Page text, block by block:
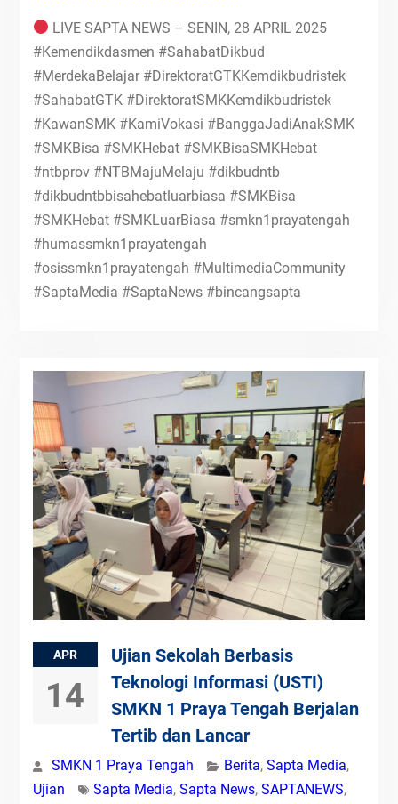
LIVE SAPTA NEWS – SENIN, 28 APRIL 2025
#Kemendikdasmen #SahabatDikbud
#MerdekaBelajar #DirektoratGTKKemdikbudristek
#SahabatGTK #DirektoratSMKKemdikbudristek
#KawanSMK #KamiVokasi #BanggaJadiAnakSMK
#SMKBisa #SMKHebat #SMKBisaSMKHebat
#ntbprov #NTBMajuMelaju #dikbudntb
#dikbudntbbisahebatluarbiasa #SMKBisa
#SMKHebat #SMKLuarBiasa #smkn1prayatengah
#humassmkn1prayatengah
#osissmkn1prayatengah #MultimediaCommunity
#SaptaMedia #SaptaNews #bincangsapta
APR
14
Ujian Sekolah Berbasis
Teknologi Informasi (USTI)
SMKN 1 Praya Tengah Berjalan
Tertib dan Lancar
SMKN 1 Praya Tengah Berita, Sapta Media,
Ujian
Sapta Media, Sapta News, SAPTANEWS,